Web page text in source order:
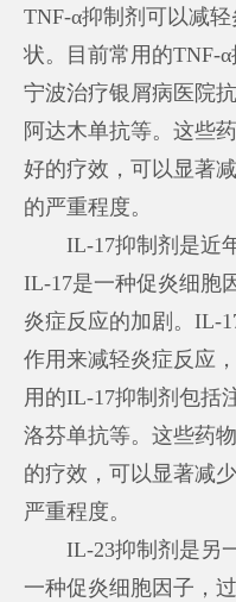
TNF-α抑制剂可以减
状。目前常用的TNF-
宁波治疗银屑病医院
阿达木单抗等。这些
好的疗效，可以显著
的严重程度。
IL-17抑制剂是近年
IL-17是一种促炎细胞
炎症反应的加剧。IL-
作用来减轻炎症反应
用的IL-17抑制剂包括
洛芬单抗等。这些药
的疗效，可以显著减
严重程度。
IL-23抑制剂是另一
一种促炎细胞因子，